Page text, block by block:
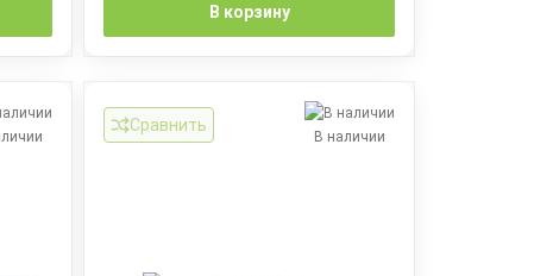
В корзину
Сравнить
В наличии